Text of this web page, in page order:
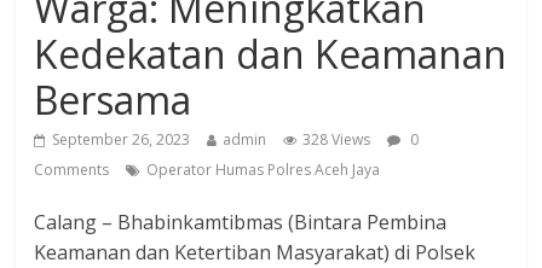
Kedekatan dan Keamanan
Bersama
September 26, 2023 admin 328 Views
0
Comments
Operator Humas Polres Aceh Jaya
Calang – Bhabinkamtibmas (Bintara Pembina
Keamanan dan Ketertiban Masyarakat) di Polsek